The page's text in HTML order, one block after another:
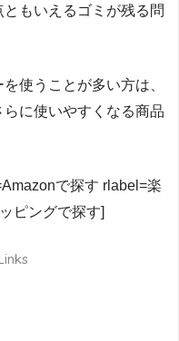
もいえるゴミが残る問
使うことが多い方は、
に使いやすくなる商品
で探す rlabel=楽
ピングで探す]